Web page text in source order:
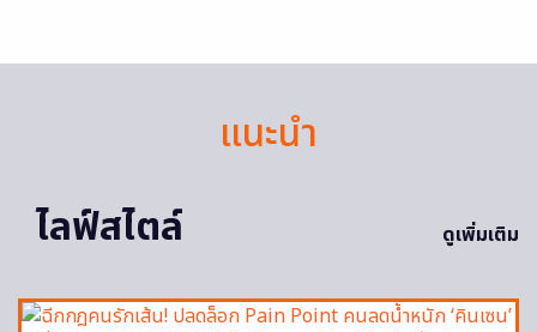
แนะนำ
ไลฟ์สไตล์
ดูเพิ่มเติม